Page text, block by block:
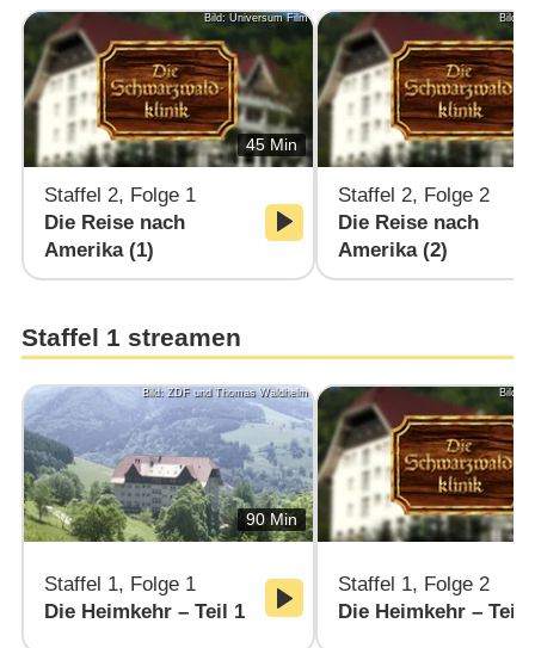
Bild: Universum Film
45 Min
Staffel 2, Folge 1
Die Reise nach
Amerika (1)
Bild:
Staffel 2, Folge 2
Die Reise nach
Amerika (2)
Staffel 1 streamen
Bild: ZDF und Thomas Waldhelm
90 Min
Staffel 1, Folge 1
Die Heimkehr – Teil 1
Bild:
Staffel 1, Folge 2
Die Heimkehr – Teil